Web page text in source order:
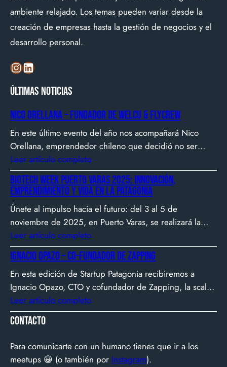
ambiente relajado. Los temas pueden variar desde la
creación de empresas hasta la gestión de negocios y el
desarrollo personal.
InstagramLinkedIn
Últimas noticias
Nico Orellana – Fundador de Welcu & Flycrew
En este último evento del año nos acompañará Nico
Orellana, emprendedor chileno que decidió no ser
gerente, sino constructor de impacto. Desde que en
2007 fundó Webprendedor (¡un visionario!), evento
que buscó dar visibilidad al emprendimiento
tecnológico en Chile, hasta fundar Welcu, la primera
empresa latinoamericana acelerada por 500 Startups en
Silicon Valley.
Leer artículo completo
Biotech Week Puerto Varas 2025: Innovación,
emprendimiento y vida en la Patagonia
Únete al impulso hacia el futuro: del 3 al 5 de
noviembre de 2025, en Puerto Varas, se realizará la
Biotech Week Puerto Varas 2025 donde la
biotecnología, el emprendimiento y el entorno
patagónico convergen para transformar ideas en
impacto.
Leer artículo completo
Ignacio Opazo – Co-Fundador de Zapping
En esta edición de Startup Patagonia recibiremos a
Ignacio Opazo, CTO y cofundador de Zapping, la scale-
up chilena que está cambiando la manera en que
América Latina ve televisión. ​Zapping nació con una idea
simple y potente: ofrecer una experiencia de TV por
internet fluida, sin decodificadores ni contratos, y hoy
suma más de 600…
Leer artículo completo
Contacto
Para comunicarte con un humano tienes que ir a los
meetups 😀 (o también por Instagram).